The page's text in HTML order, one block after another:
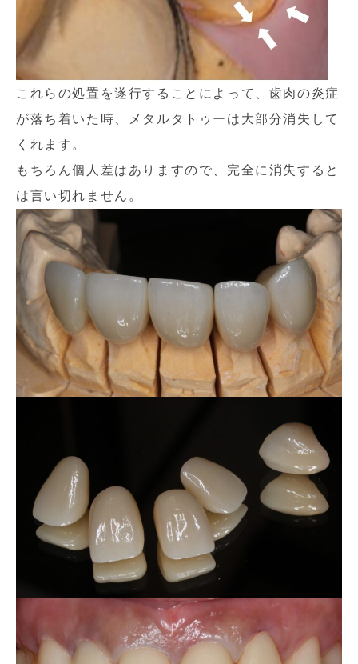
これらの処置を遂行することによって、歯肉の炎症
が落ち着いた時、メタルタトゥーは大部分消失して
くれます。
もちろん個人差はありますので、完全に消失すると
は言い切れません。